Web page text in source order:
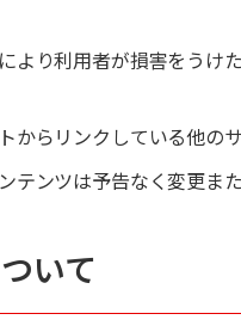
より利用者が損害をうけ
からリンクしている他の
テンツは予告なく変更ま
いて